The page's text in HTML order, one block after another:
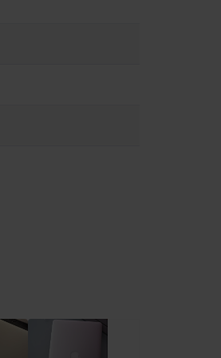
τραυματισμών που
Το MacBook περιέχει
συσκευών.